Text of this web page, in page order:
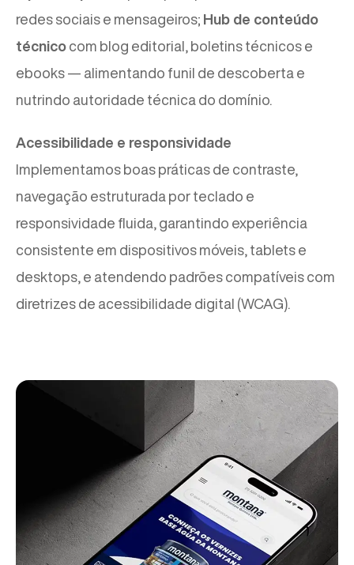
redes sociais e mensageiros; Hub de conteúdo
técnico com blog editorial, boletins técnicos e
ebooks — alimentando funil de descoberta e
nutrindo autoridade técnica do domínio.
Acessibilidade e responsividade
Implementamos boas práticas de contraste,
navegação estruturada por teclado e
responsividade fluida, garantindo experiência
consistente em dispositivos móveis, tablets e
desktops, e atendendo padrões compatíveis com
diretrizes de acessibilidade digital (WCAG).